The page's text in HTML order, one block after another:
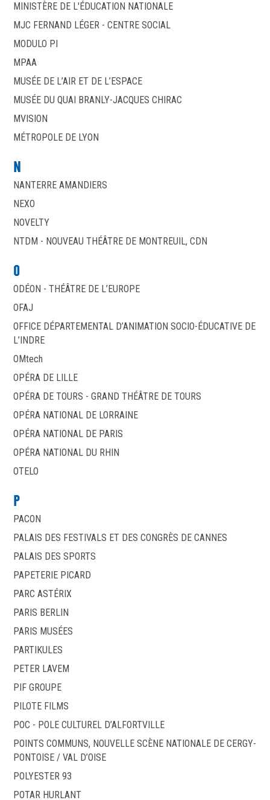
MINISTÈRE DE L'ÉDUCATION NATIONALE
MJC FERNAND LÉGER - CENTRE SOCIAL
MODULO PI
MPAA
MUSÉE DE L’AIR ET DE L’ESPACE
MUSÉE DU QUAI BRANLY-JACQUES CHIRAC
MVISION
MÉTROPOLE DE LYON
N
NANTERRE AMANDIERS
NEXO
NOVELTY
NTDM - NOUVEAU THÉÂTRE DE MONTREUIL, CDN
O
ODÉON - THÉÂTRE DE L’EUROPE
OFAJ
OFFICE DÉPARTEMENTAL D’ANIMATION SOCIO-ÉDUCATIVE DE
L’INDRE
OMtech
OPÉRA DE LILLE
OPÉRA DE TOURS - GRAND THÉÂTRE DE TOURS
OPÉRA NATIONAL DE LORRAINE
OPÉRA NATIONAL DE PARIS
OPÉRA NATIONAL DU RHIN
OTELO
P
PACON
PALAIS DES FESTIVALS ET DES CONGRÈS DE CANNES
PALAIS DES SPORTS
PAPETERIE PICARD
PARC ASTÉRIX
PARIS BERLIN
PARIS MUSÉES
PARTIKULES
PETER LAVEM
PIF GROUPE
PILOTE FILMS
POC - POLE CULTUREL D’ALFORTVILLE
POINTS COMMUNS, NOUVELLE SCÈNE NATIONALE DE CERGY-
PONTOISE / VAL D’OISE
POLYESTER 93
POTAR HURLANT